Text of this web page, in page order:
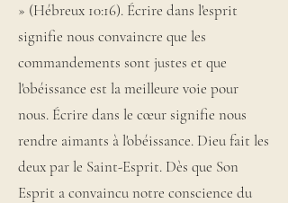
» (Hébreux 10:16). Écrire dans l'esprit
signifie nous convaincre que les
commandements sont justes et que
l'obéissance est la meilleure voie pour
nous. Écrire dans le cœur signifie nous
rendre aimants à l'obéissance. Dieu fait les
deux par le Saint-Esprit. Dès que Son
Esprit a convaincu notre conscience du